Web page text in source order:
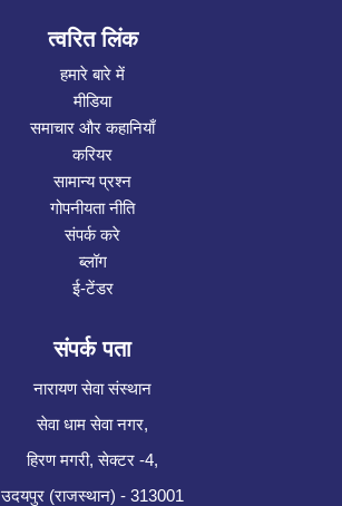
त्वरित लिंक
हमारे बारे में
मीडिया
समाचार और कहानियाँ
करियर
सामान्य प्रश्न
गोपनीयता नीति
संपर्क करे
ब्लॉग
ई-टेंडर
संपर्क पता
नारायण सेवा संस्थान
सेवा धाम सेवा नगर,
हिरण मगरी, सेक्टर -4,
उदयपुर (राजस्थान) - 313001